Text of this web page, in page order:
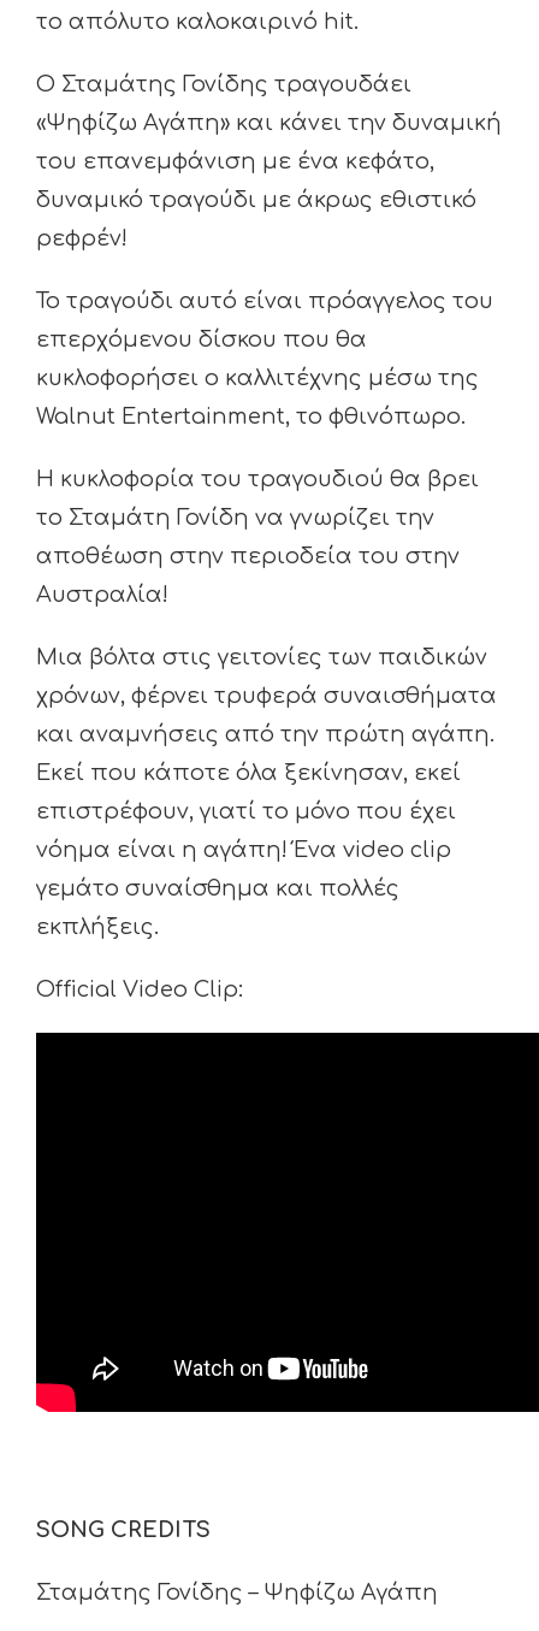
το απόλυτο καλοκαιρινό hit.
Ο Σταμάτης Γονίδης τραγουδάει
«Ψηφίζω Αγάπη» και κάνει την δυναμική
του επανεμφάνιση με ένα κεφάτο,
δυναμικό τραγούδι με άκρως εθιστικό
ρεφρέν!
Το τραγούδι αυτό είναι πρόαγγελος του
επερχόμενου δίσκου που θα
κυκλοφορήσει ο καλλιτέχνης μέσω της
Walnut Entertainment, το φθινόπωρο.
Η κυκλοφορία του τραγουδιού θα βρει
το Σταμάτη Γονίδη να γνωρίζει την
αποθέωση στην περιοδεία του στην
Αυστραλία!
Μια βόλτα στις γειτονίες των παιδικών
χρόνων, φέρνει τρυφερά συναισθήματα
και αναμνήσεις από την πρώτη αγάπη.
Εκεί που κάποτε όλα ξεκίνησαν, εκεί
επιστρέφουν, γιατί το μόνο που έχει
νόημα είναι η αγάπη! Ένα video clip
γεμάτο συναίσθημα και πολλές
εκπλήξεις.
Official Video Clip:
SONG CREDITS
Σταμάτης Γονίδης – Ψηφίζω Αγάπη